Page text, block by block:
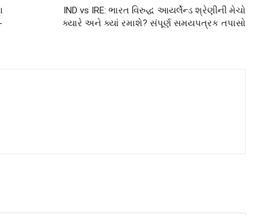
IND vs IRE: ભારત વિરુદ્ધ આયર્લેન્ડ શ્રેણીની મેચો
ક્યારે અને ક્યાં રમાશે? સંપૂર્ણ સમયપત્રક તપાસો